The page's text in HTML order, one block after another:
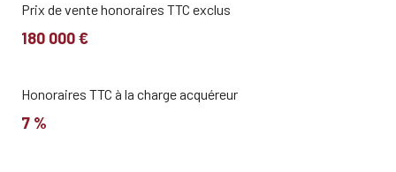
Prix de vente honoraires TTC exclus
180 000 €
Honoraires TTC à la charge acquéreur
7 %